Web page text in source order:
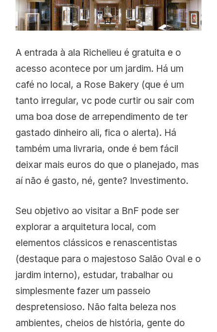
A entrada à ala Richelieu é gratuita e o
acesso acontece por um jardim. Há um
café no local, a Rose Bakery (que é um
tanto irregular, vc pode curtir ou sair com
uma boa dose de arrependimento de ter
gastado dinheiro ali, fica o alerta). Há
também uma livraria, onde é bem fácil
deixar mais euros do que o planejado, mas
aí não é gasto, né, gente? Investimento.
Seu objetivo ao visitar a BnF pode ser
explorar a arquitetura local, com
elementos clássicos e renascentistas
(destaque para o majestoso Salão Oval e o
jardim interno), estudar, trabalhar ou
simplesmente fazer um passeio
despretensioso. Não falta beleza nos
ambientes, cheios de história, gente do